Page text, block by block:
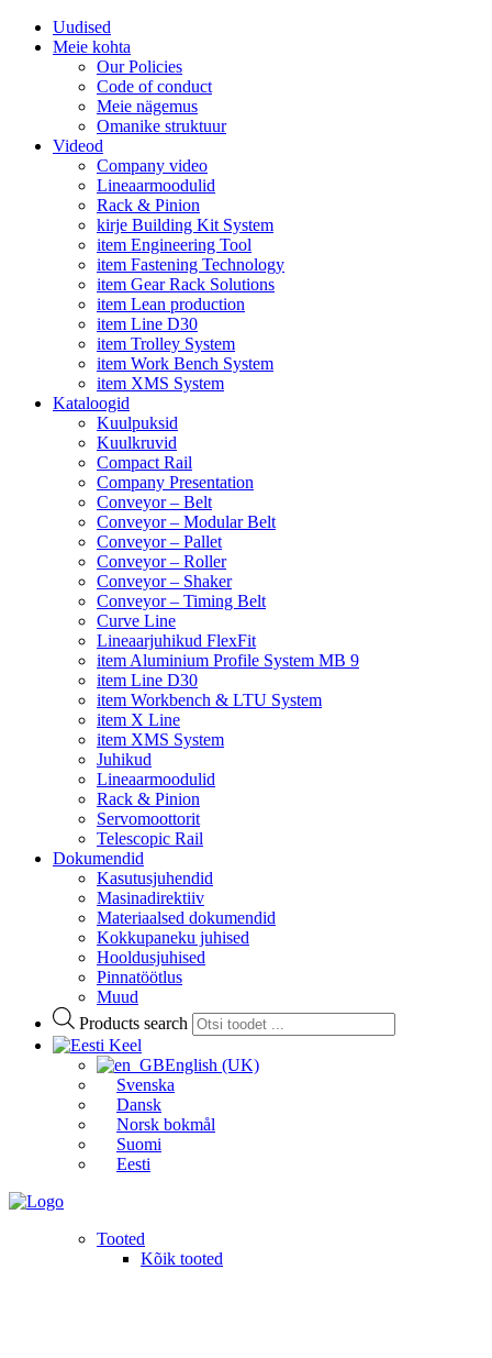
Uudised
Meie kohta
Our Policies
Code of conduct
Meie nägemus
Omanike struktuur
Videod
Company video
Lineaarmoodulid
Rack & Pinion
kirje Building Kit System
item Engineering Tool
item Fastening Technology
item Gear Rack Solutions
item Lean production
item Line D30
item Trolley System
item Work Bench System
item XMS System
Kataloogid
Kuulpuksid
Kuulkruvid
Compact Rail
Company Presentation
Conveyor – Belt
Conveyor – Modular Belt
Conveyor – Pallet
Conveyor – Roller
Conveyor – Shaker
Conveyor – Timing Belt
Curve Line
Lineaarjuhikud FlexFit
item Aluminium Profile System MB 9
item Line D30
item Workbench & LTU System
item X Line
item XMS System
Juhikud
Lineaarmoodulid
Rack & Pinion
Servomoottorit
Telescopic Rail
Dokumendid
Kasutusjuhendid
Masinadirektiiv
Materiaalsed dokumendid
Kokkupaneku juhised
Hooldusjuhised
Pinnatöötlus
Muud
Products search
Keel
English (UK)
Svenska
Dansk
Norsk bokmål
Suomi
Eesti
Tooted
Kõik tooted